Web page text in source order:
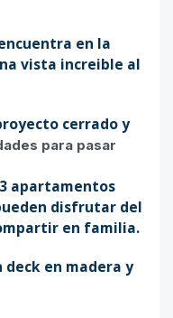
en la
vista increible al
cerrado y
para pasar
apartamentos
disfrutar del
en familia.
deck en madera y